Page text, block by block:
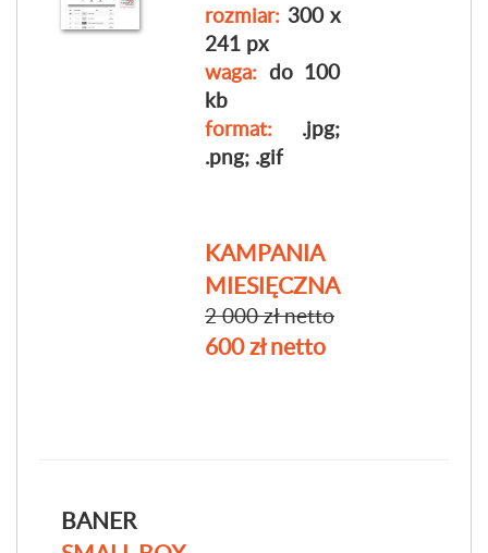
rozmiar: 300 x
241 px
waga: do 100
kb
format: .jpg;
.png; .gif
KAMPANIA
MIESIĘCZNA
2 000 zł netto
600 zł netto
BANER